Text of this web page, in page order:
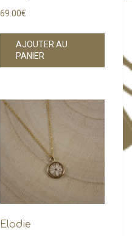
69.00€
AJOUTER AU
PANIER
Elodie